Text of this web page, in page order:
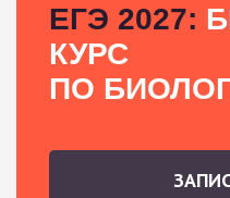
ЕГЭ 2027:
КУРС
ПО